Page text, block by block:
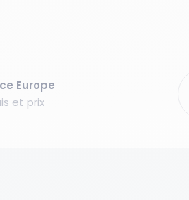
Europe
et prix